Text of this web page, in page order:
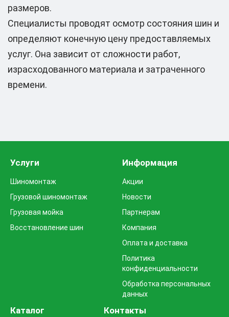
размеров.
Специалисты проводят осмотр состояния шин и
определяют конечную цену предоставляемых
услуг. Она зависит от сложности работ,
израсходованного материала и затраченного
времени.
Услуги
Шиномонтаж
Грузовой шиномонтаж
Грузовая мойка
Восстановление шин
Информация
Акции
Новости
Партнерам
Компания
Оплата и доставка
Политика
конфиденциальности
Обработка персональных
данных
Каталог Контакты